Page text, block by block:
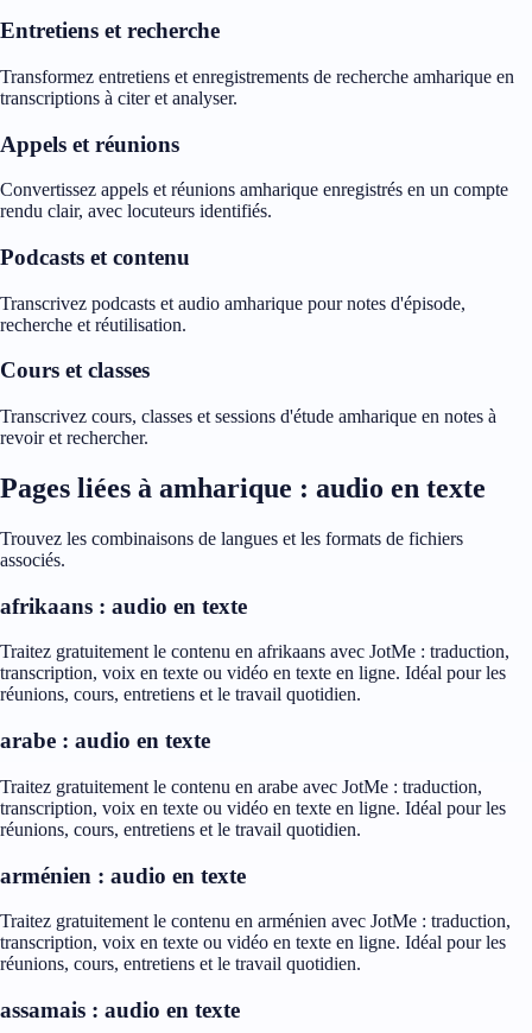
Entretiens et recherche
Transformez entretiens et enregistrements de recherche amharique en
transcriptions à citer et analyser.
Appels et réunions
Convertissez appels et réunions amharique enregistrés en un compte
rendu clair, avec locuteurs identifiés.
Podcasts et contenu
Transcrivez podcasts et audio amharique pour notes d'épisode,
recherche et réutilisation.
Cours et classes
Transcrivez cours, classes et sessions d'étude amharique en notes à
revoir et rechercher.
Pages liées à amharique : audio en texte
Trouvez les combinaisons de langues et les formats de fichiers
associés.
afrikaans : audio en texte
Traitez gratuitement le contenu en afrikaans avec JotMe : traduction,
transcription, voix en texte ou vidéo en texte en ligne. Idéal pour les
réunions, cours, entretiens et le travail quotidien.
arabe : audio en texte
Traitez gratuitement le contenu en arabe avec JotMe : traduction,
transcription, voix en texte ou vidéo en texte en ligne. Idéal pour les
réunions, cours, entretiens et le travail quotidien.
arménien : audio en texte
Traitez gratuitement le contenu en arménien avec JotMe : traduction,
transcription, voix en texte ou vidéo en texte en ligne. Idéal pour les
réunions, cours, entretiens et le travail quotidien.
assamais : audio en texte